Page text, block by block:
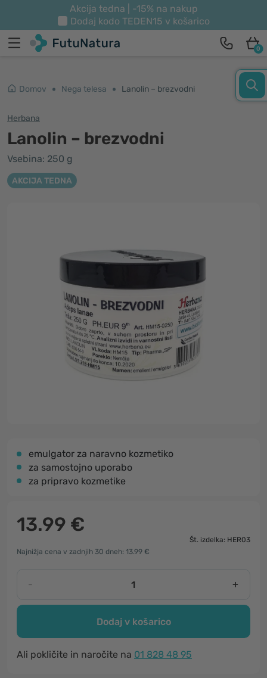
Akcija tedna | -15% na nakup
Dodaj kodo TEDEN15 v košarico
0
Domov Nega telesa Lanolin – brezvodni
Herbana
Lanolin – brezvodni
Vsebina: 250 g
AKCIJA TEDNA
emulgator za naravno kozmetiko
za samostojno uporabo
za pripravo kozmetike
13.99 €
Št. izdelka: HER03
Najnižja cena v zadnjih 30 dneh: 13.99 €
- +
Dodaj v košarico
Ali pokličite in naročite na 01 828 48 95